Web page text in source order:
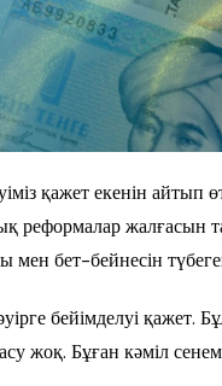
қажет екенін айтып
реформалар жалғасын
бет-бейнесін
бейімделуі қажет.
жоқ. Бұған кәміл